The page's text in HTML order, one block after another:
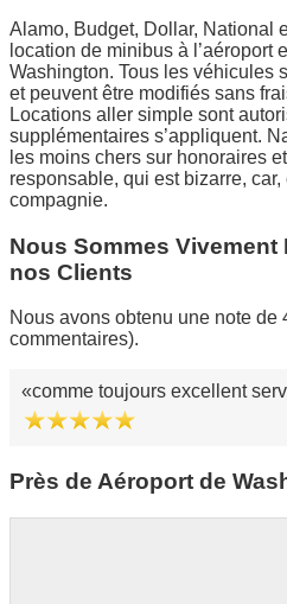
Alamo, Budget, Dollar, National
location de minibus à l’aéroport
Washington. Tous les véhicules
et peuvent être modifiés sans
Locations aller simple sont
supplémentaires s’appliquent.
les moins chers sur honoraires
responsable, qui est bizarre,
compagnie.
Nous Sommes Vivement
nos Clients
Nous avons obtenu une note de
commentaires).
comme toujours excellent
Près de Aéroport de